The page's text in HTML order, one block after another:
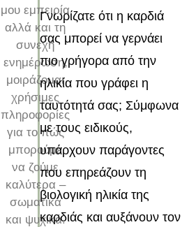
μου εμπειρία
αλλά και τη
συνεχή
ενημέρωση,
μοιράζομαι
χρήσιμες
πληροφορίες
για το πώς
μπορούμε
να ζούμε
καλύτερα –
σωματικά
και ψυχικά.
Γνωρίζατε ότι η καρδιά
σας μπορεί να γερνάει
πιο γρήγορα από την
ηλικία που γράφει η
ταυτότητά σας; Σύμφωνα
με τους ειδικούς,
υπάρχουν παράγοντες
που επηρεάζουν τη
βιολογική ηλικία της
καρδιάς και αυξάνουν τον